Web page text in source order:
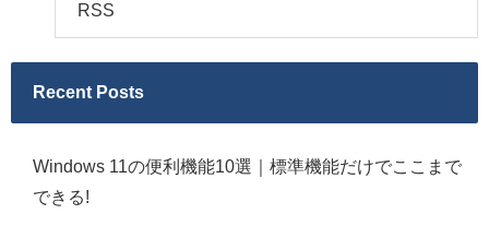
RSS
Recent Posts
Windows 11の便利機能10選｜標準機能だけでここまで
できる!